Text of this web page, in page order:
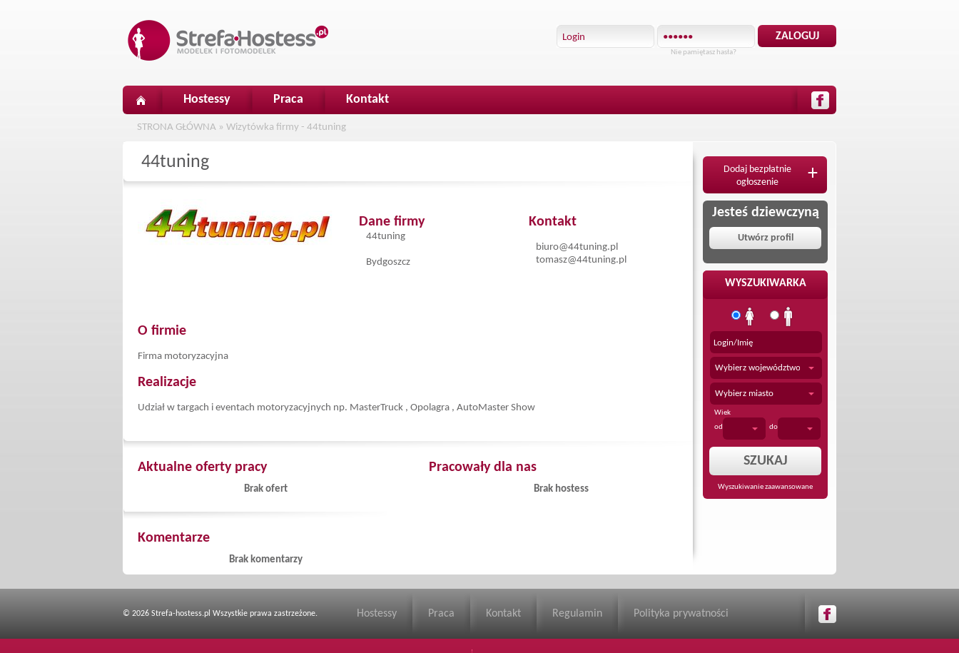
Nie pamiętasz hasła?
Hostessy Praca Kontakt
STRONA GŁÓWNA » Wizytówka firmy - 44tuning
44tuning
Dane firmy
44tuning
Bydgoszcz
Kontakt
biuro@44tuning.pl
tomasz@44tuning.pl
O firmie
Firma motoryzacyjna
Realizacje
Udział w targach i eventach motoryzacyjnych np. MasterTruck , Opolagra , AutoMaster Show
Aktualne oferty pracy
Brak ofert
Komentarze
Brak komentarzy
Pracowały dla nas
Brak hostess
Dodaj bezpłatnie
ogłoszenie
+
Jesteś dziewczyną
Utwórz profil
WYSZUKIWARKA
Wybierz województwo
Wybierz miasto
Wiek
od
do
Wyszukiwanie zaawansowane
© 2026 Strefa-hostess.pl Wszystkie prawa zastrzeżone. Hostessy Praca Kontakt Regulamin Polityka prywatności